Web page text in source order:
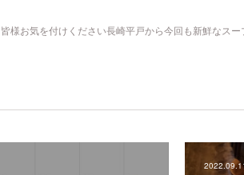
様お気を付けください長崎平戸から今回も新鮮なス